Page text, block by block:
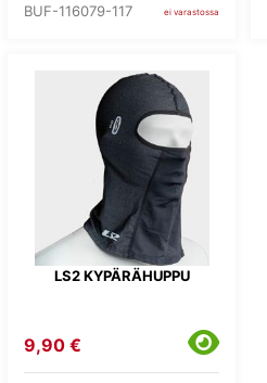
BUF-116079-117 ei varastossa
LS2 KYPÄRÄHUPPU
9,90 €